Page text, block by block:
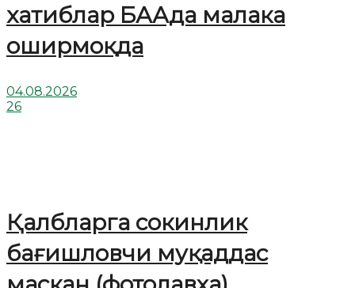
хатиблар БААда малака
оширмоқда
04.08.2026
26
Қалбларга сокинлик
бағишловчи муқаддас